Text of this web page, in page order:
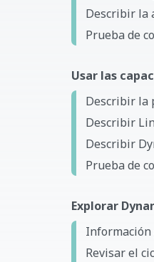
Describir la
Prueba de
Usar las
Describir la
Describir
Describir
Prueba de
Explorar
Información
Revisar el